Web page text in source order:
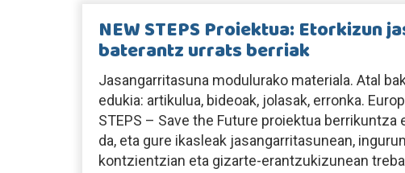
NEW STEPS Proiektua: Etorkizun
baterantz urrats berriak
Jasangarritasuna modulurako materiala. Atal
edukia: artikulua, bideoak, jolasak, erronka.
STEPS – Save the Future proiektua berrikuntza
da, eta gure ikasleak jasangarritasunean,
kontzientzian eta gizarte-erantzukizunean